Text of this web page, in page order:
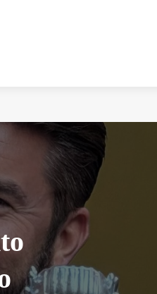
Sorry, you have
Overdrive Fest A
Maggio 29, 2026